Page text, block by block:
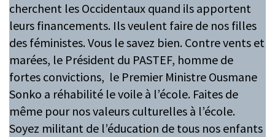
cherchent les Occidentaux quand ils apportent
leurs financements. Ils veulent faire de nos filles
des féministes. Vous le savez bien. Contre vents et
marées, le Président du PASTEF, homme de
fortes convictions, le Premier Ministre Ousmane
Sonko a réhabilité le voile à l’école. Faites de
même pour nos valeurs culturelles à l’école.
Soyez militant de l’éducation de tous nos enfants